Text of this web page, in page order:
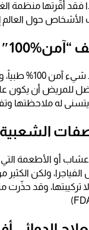
أقّرتها منظمة
الأشخاص حول العالم
في الحقيقة لا
للمريض أن يكون على
يتسنى له ملاحظتها
الشعبية
أو الأطعمة
ولكن الكثير
وقد حذّرت